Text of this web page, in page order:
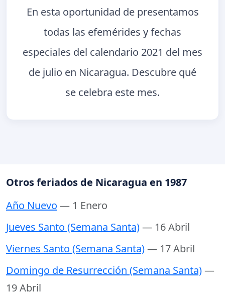
En esta oportunidad de presentamos
todas las efemérides y fechas
especiales del calendario 2021 del mes
de julio en Nicaragua. Descubre qué
se celebra este mes.
Otros feriados de Nicaragua en 1987
Año Nuevo — 1 Enero
Jueves Santo (Semana Santa)— 16 Abril
Viernes Santo (Semana Santa)— 17 Abril
Domingo de Resurrección (Semana Santa)—
19 Abril